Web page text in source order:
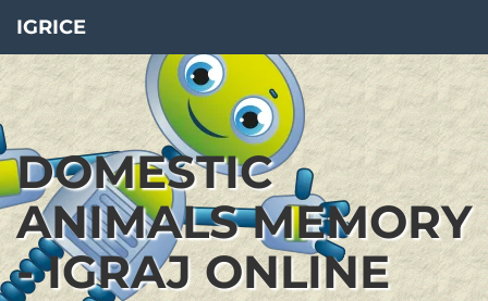
IGRICE
DOMESTIC
ANIMALS MEMORY
- IGRAJ ONLINE